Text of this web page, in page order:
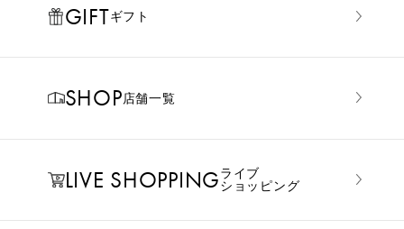
GIFTギフト
SHOP店舗一覧
LIVE SHOPPINGライブ
ショッピング